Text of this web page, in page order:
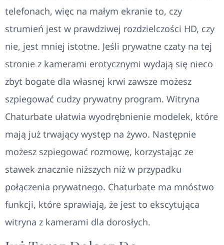
telefonach, więc na małym ekranie to, czy
strumień jest w prawdziwej rozdzielczości HD, czy
nie, jest mniej istotne. Jeśli prywatne czaty na tej
stronie z kamerami erotycznymi wydają się nieco
zbyt bogate dla własnej krwi zawsze możesz
szpiegować cudzy prywatny program. Witryna
Chaturbate ułatwia wyodrębnienie modelek, które
mają już trwający występ na żywo. Następnie
możesz szpiegować rozmowę, korzystając ze
stawek znacznie niższych niż w przypadku
połączenia prywatnego. Chaturbate ma mnóstwo
funkcji, które sprawiają, że jest to ekscytująca
witryna z kamerami dla dorosłych.